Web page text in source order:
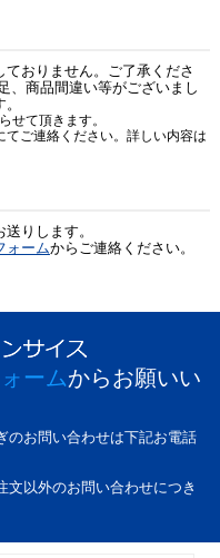
おりません。ご了承くださ
、商品間違い等がございまし
せて頂きます。
ご連絡ください。詳しい内容は
りします。
ォームからご連絡ください。
ームからお願いい
のお問い合わせは下記お電話
以外のお問い合わせにつき